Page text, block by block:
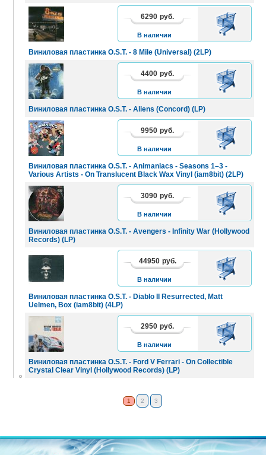
Виниловая пластинка O.S.T. - 8 Mile (Universal) (2LP)
6290 руб.
В наличии
В
КОРЗИНУ
Виниловая пластинка O.S.T. - Aliens (Concord) (LP)
4400 руб.
В наличии
В
КОРЗИНУ
Виниловая пластинка O.S.T. - Animaniacs - Seasons 1–3 -
Various Artists - On Translucent Black Wax Vinyl (iam8bit) (2LP)
9950 руб.
В наличии
В
КОРЗИНУ
Виниловая пластинка O.S.T. - Avengers - Infinity War (Hollywood
Records) (LP)
3090 руб.
В наличии
В
КОРЗИНУ
Виниловая пластинка O.S.T. - Diablo II Resurrected, Matt
Uelmen, Box (iam8bit) (4LP)
44950 руб.
В наличии
В
КОРЗИНУ
Виниловая пластинка O.S.T. - Ford V Ferrari - On Collectible
Crystal Clear Vinyl (Hollywood Records) (LP)
2950 руб.
В наличии
В
КОРЗИНУ
1 2 3